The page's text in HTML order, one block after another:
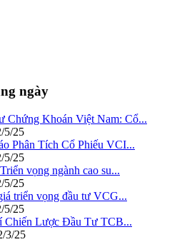
ngày
Chứng Khoán Việt Nam: Cổ...
5/25
Phân Tích Cổ Phiếu VCI...
5/25
vọng ngành cao su...
5/25
triển vọng đầu tư VCG...
5/25
Chiến Lược Đầu Tư TCB...
3/25